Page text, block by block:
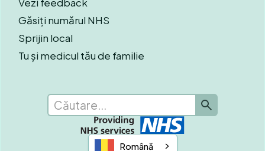
Găsiți numărul NHS
Sprijin local
Tu și medicul tău de familie
Română